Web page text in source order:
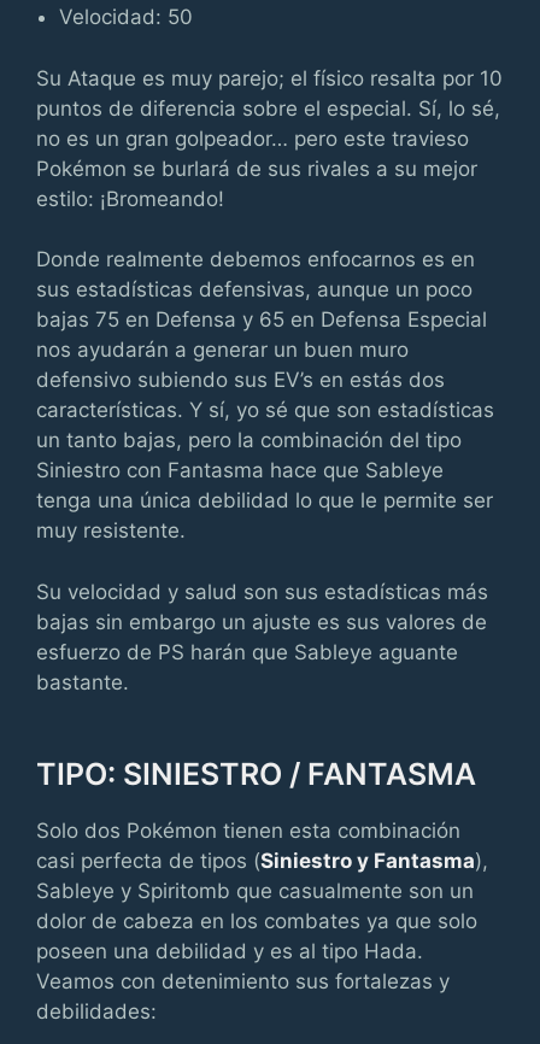
Velocidad: 50
Su Ataque es muy parejo; el físico resalta por 10
puntos de diferencia sobre el especial. Sí, lo sé,
no es un gran golpeador… pero este travieso
Pokémon se burlará de sus rivales a su mejor
estilo: ¡Bromeando!
Donde realmente debemos enfocarnos es en
sus estadísticas defensivas, aunque un poco
bajas 75 en Defensa y 65 en Defensa Especial
nos ayudarán a generar un buen muro
defensivo subiendo sus EV’s en estás dos
características. Y sí, yo sé que son estadísticas
un tanto bajas, pero la combinación del tipo
Siniestro con Fantasma hace que Sableye
tenga una única debilidad lo que le permite ser
muy resistente.
Su velocidad y salud son sus estadísticas más
bajas sin embargo un ajuste es sus valores de
esfuerzo de PS harán que Sableye aguante
bastante.
TIPO: SINIESTRO / FANTASMA
Solo dos Pokémon tienen esta combinación
casi perfecta de tipos (Siniestro y Fantasma),
Sableye y Spiritomb que casualmente son un
dolor de cabeza en los combates ya que solo
poseen una debilidad y es al tipo Hada.
Veamos con detenimiento sus fortalezas y
debilidades: